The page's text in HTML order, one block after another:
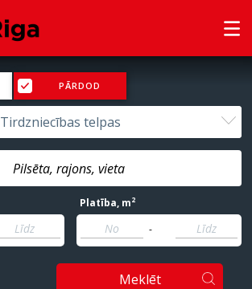
PĀRDOD
Tirdzniecības telpas
Platība, m2
-
Meklēt